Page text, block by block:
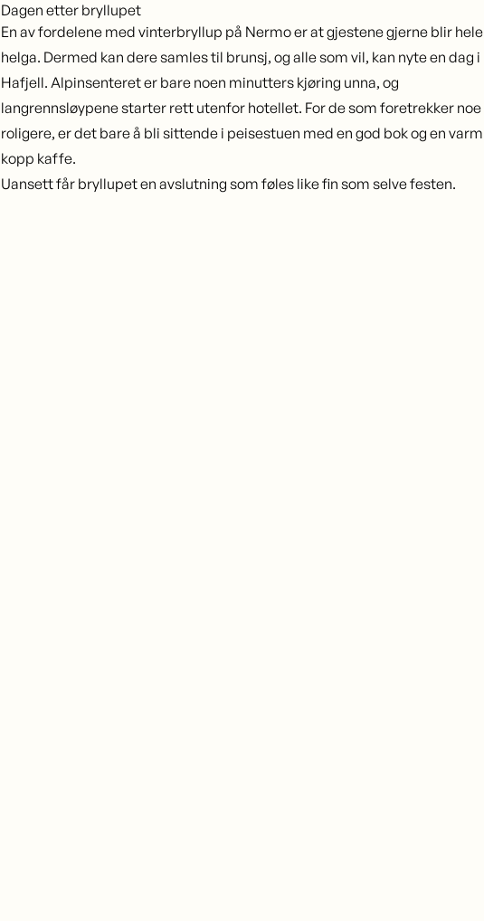
Dagen etter bryllupet
En av fordelene med vinterbryllup på Nermo er at gjestene gjerne blir hele
helga. Dermed kan dere samles til brunsj, og alle som vil, kan nyte en dag i
Hafjell. Alpinsenteret er bare noen minutters kjøring unna, og
langrennsløypene starter rett utenfor hotellet. For de som foretrekker noe
roligere, er det bare å bli sittende i peisestuen med en god bok og en varm
kopp kaffe.
Uansett får bryllupet en avslutning som føles like fin som selve festen.